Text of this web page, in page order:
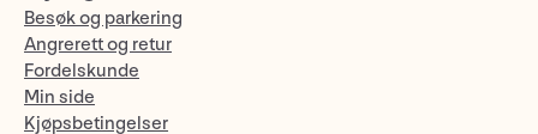
Besøk og parkering
Angrerett og retur
Fordelskunde
Min side
Kjøpsbetingelser